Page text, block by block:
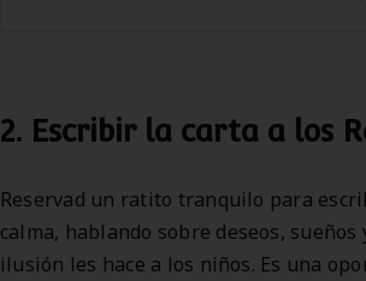
2. Escribir la carta a los
Reservad un ratito tranquilo para
calma, hablando sobre deseos, sueños
ilusión les hace a los niños. Es una